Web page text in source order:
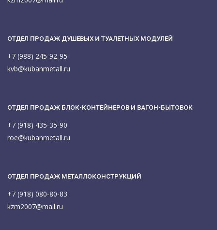
ОТДЕЛ ПРОДАЖ ДУШЕВЫХ И ТУАЛЕТНЫХ МОДУЛЕЙ
+7 (988) 245-92-95
kvb@kubanmetall.ru
ОТДЕЛ ПРОДАЖ БЛОК-КОНТЕЙНЕРОВ И ВАГОН-БЫТОВОК
+7 (918) 435-35-90
roe@kubanmetall.ru
ОТДЕЛ ПРОДАЖ МЕТАЛЛОКОНСТРУКЦИЙ
+7 (918) 080-80-83
kzm2007@mail.ru